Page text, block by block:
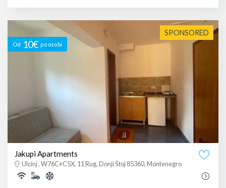
SPONSORED
Od 10€ po osobi
Jakupi Apartments
Ulcinj , W76C+C5X, 11 Rug, Donji Štoj 85360, Montenegro